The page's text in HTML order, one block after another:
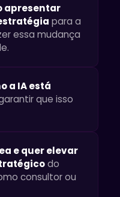
apresentar
para a
essa mudança
a IA está
que isso
e quer elevar
do
consultor ou